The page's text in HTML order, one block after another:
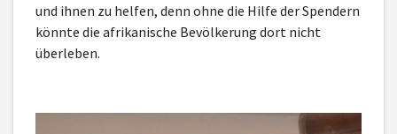
und ihnen zu helfen, denn ohne die Hilfe der Spendern
könnte die afrikanische Bevölkerung dort nicht
überleben.